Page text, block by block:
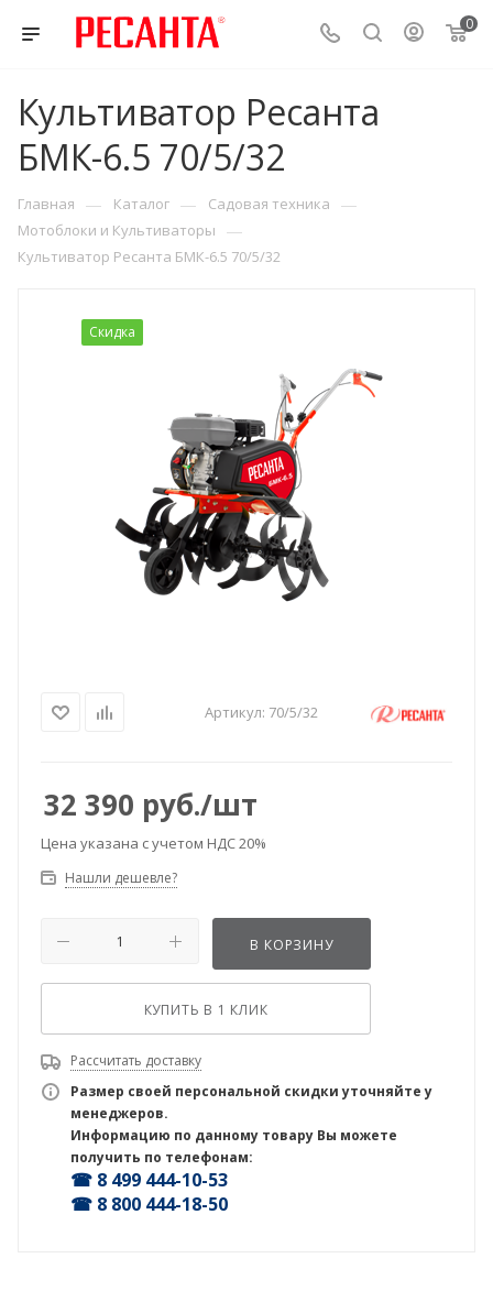
0
Культиватор Ресанта
БМК-6.5 70/5/32
Главная — Каталог — Садовая техника —
Мотоблоки и Культиваторы —
Культиватор Ресанта БМК-6.5 70/5/32
Скидка
Артикул: 70/5/32
32 390 руб./шт
Цена указана с учетом НДС 20%
Нашли дешевле?
В КОРЗИНУ
КУПИТЬ В 1 КЛИК
Рассчитать доставку
Размер своей персональной скидки уточняйте у
менеджеров.
Информацию по данному товару Вы можете
получить по телефонам:
☎ 8 499 444-10-53
☎ 8 800 444-18-50